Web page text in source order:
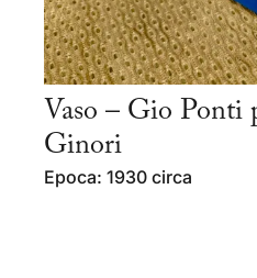
Vaso – Gio Ponti
Ginori
Epoca: 1930 circa